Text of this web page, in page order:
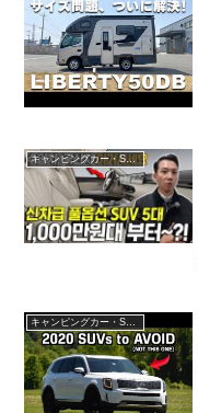
キャンピングカー・SUV人気車種
キャンピングカー・SUV人気車種